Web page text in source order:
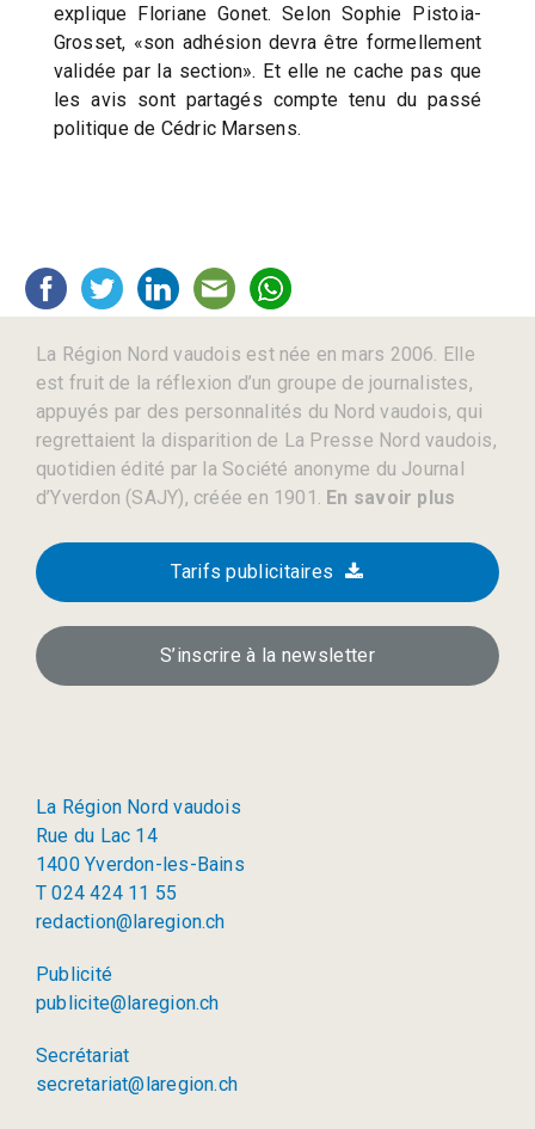
explique Floriane Gonet. Selon Sophie Pistoia-
Grosset, «son adhésion devra être formellement
validée par la section». Et elle ne cache pas que
les avis sont partagés compte tenu du passé
politique de Cédric Marsens.
La Région Nord vaudois est née en mars 2006. Elle
est fruit de la réflexion d’un groupe de journalistes,
appuyés par des personnalités du Nord vaudois, qui
regrettaient la disparition de La Presse Nord vaudois,
quotidien édité par la Société anonyme du Journal
d’Yverdon (SAJY), créée en 1901. En savoir plus
Tarifs publicitaires
S’inscrire à la newsletter
La Région Nord vaudois
Rue du Lac 14
1400 Yverdon-les-Bains
T 024 424 11 55
redaction@laregion.ch
Publicité
publicite@laregion.ch
Secrétariat
secretariat@laregion.ch